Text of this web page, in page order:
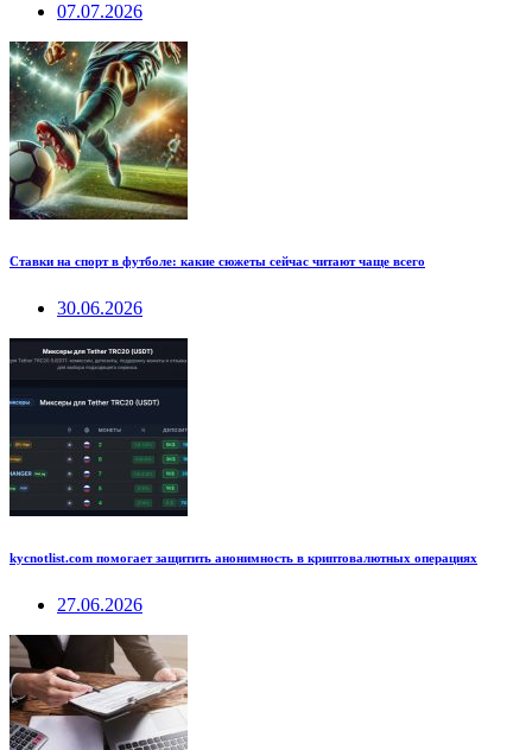
07.07.2026
Ставки на спорт в футболе: какие сюжеты сейчас читают чаще всего
30.06.2026
kycnotlist.com помогает защитить анонимность в криптовалютных операциях
27.06.2026